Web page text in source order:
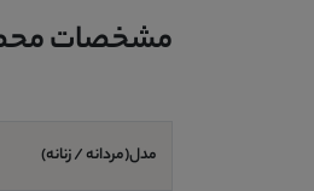
مشخصات
مدل(مردانه / زنانه)